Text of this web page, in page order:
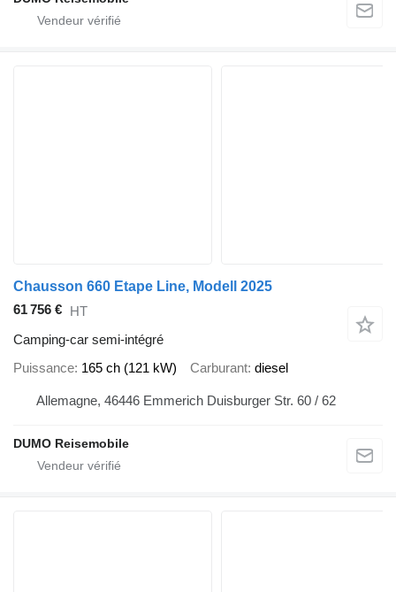
Chausson 660 Etape Line, Modell 2025
61 756 € HT
Camping-car semi-intégré
Puissance 165 ch (121 kW) Carburant diesel
Allemagne, 46446 Emmerich Duisburger Str. 60 / 62
DUMO Reisemobile